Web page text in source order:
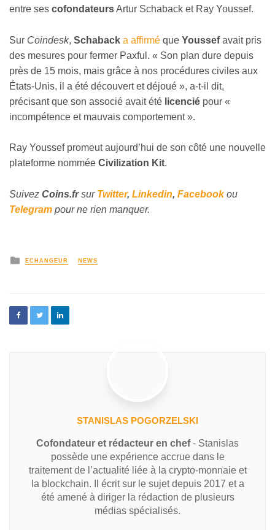
entre ses cofondateursArtur Schaback et Ray Youssef.
Sur Coindesk, Schaback a affirmé que Youssefavait pris
des mesures pour fermer Paxful. « Son plan dure depuis
près de 15 mois, mais grâce à nos procédures civiles aux
États-Unis, il a été découvert et déjoué », a-t-il dit,
précisant que son associé avait été licencié pour «
incompétence et mauvais comportement ».
Ray Youssef promeut aujourd’hui de son côté une nouvelle
plateforme nommée Civilization Kit.
Suivez Coins.frsur Twitter, Linkedin, Facebookou
Telegram pour ne rien manquer.
ECHANGEUR NEWS
STANISLAS POGORZELSKI
Cofondateur et rédacteur en chef- Stanislas
possède une expérience accrue dans le
traitement de l’actualité liée à la crypto-monnaie et
la blockchain. Il écrit sur le sujet depuis 2017 et a
été amené à diriger la rédaction de plusieurs
médias spécialisés.